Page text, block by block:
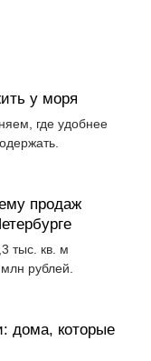
у моря
где удобнее
продаж
тыс. кв. м
рублей.
дома, которые